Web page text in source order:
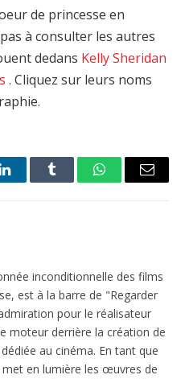
de princesse en
à consulter les autres
dedans Kelly Sheridan
. Cliquez sur leurs noms
LinkedInTumblr WhatsAppEmail
inconditionnelle des films
est à la barre de "Regarder
pour le réalisateur
moteur derrière la création de
au cinéma. En tant que
en lumière les œuvres de